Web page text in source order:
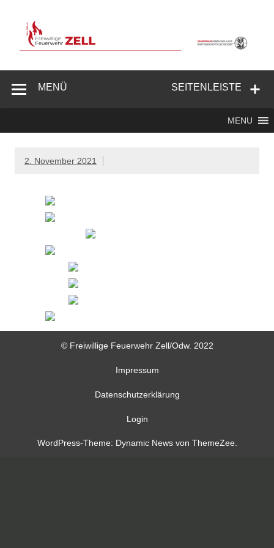
springen
Feuerwehr
SEITENLEISTE
MENÜ
MENU
2. November 2021
© Freiwillige Feuerwehr Zell/Odw. 2022
Impressum
Datenschutzerklärung
Login
WordPress-Theme: Dynamic News von ThemeZee.